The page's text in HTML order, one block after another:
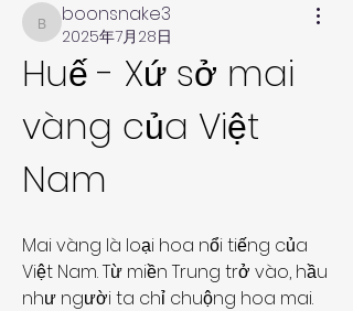
boonsnake3
boonsnake3
2025年7月28日
Huế - Xứ sở mai
vàng của Việt
Nam
Mai vàng là loại hoa nổi tiếng của
Việt Nam. Từ miền Trung trở vào, hầu